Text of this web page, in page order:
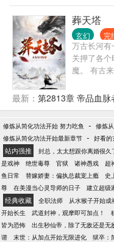
葬天塔
玄幻 完
万古长河有
关押了各
魔。 有古
法太上……
丹，淬神
界！ 万界
最新： 第2813章 帝品血脉
修炼从简化功法开始 努力吃鱼 - 修炼
修炼从简化功法开始最新章节 - 好看的
站内强推 封总，太太想跟你离婚很久
是戏神
绝世毒尊 官狱 诸神愚戏 超
鱼日常
替嫁娇妻：偏执总裁宠上瘾 史
尊
在美漫当心灵导师的日子 建立超级
经典收藏 全职法师 从水猴子开始成
开始长生
武道封神，观摩即可加点！
皆为恐怖
出生秒仙帝，除了无敌还是无
谱
末世：从加点开始无限进化 狱卒：